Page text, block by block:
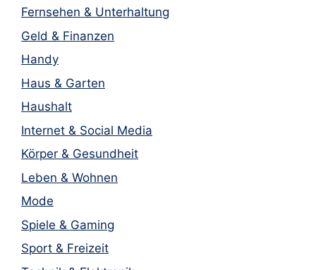
Fernsehen & Unterhaltung
Geld & Finanzen
Handy
Haus & Garten
Haushalt
Internet & Social Media
Körper & Gesundheit
Leben & Wohnen
Mode
Spiele & Gaming
Sport & Freizeit